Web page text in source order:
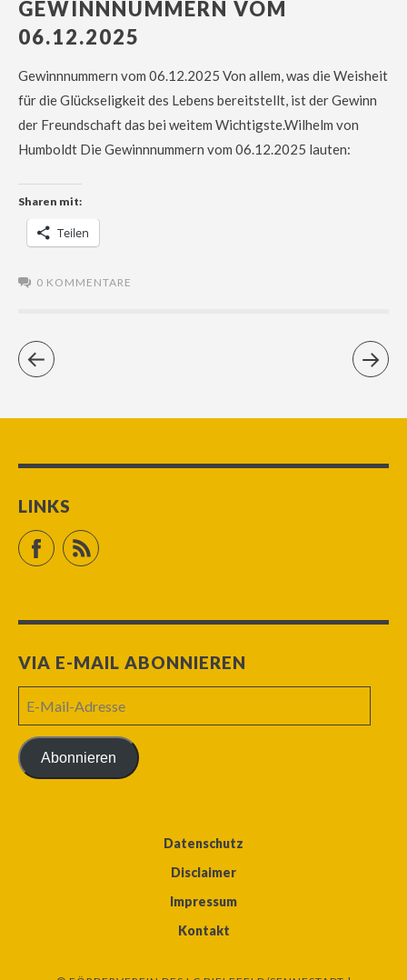
GEWINNNUMMERN VOM
06.12.2025
Gewinnnummern vom 06.12.2025 Von allem, was die Weisheit
für die Glückseligkeit des Lebens bereitstellt, ist der Gewinn
der Freundschaft das bei weitem Wichtigste.Wilhelm von
Humboldt Die Gewinnnummern vom 06.12.2025 lauten:
Sharen mit:
Teilen
0 KOMMENTARE
LINKS
FacebookRSS Feed
VIA E-MAIL ABONNIEREN
Mail-
Adresse
Abonnieren
Datenschutz
Disclaimer
Impressum
Kontakt